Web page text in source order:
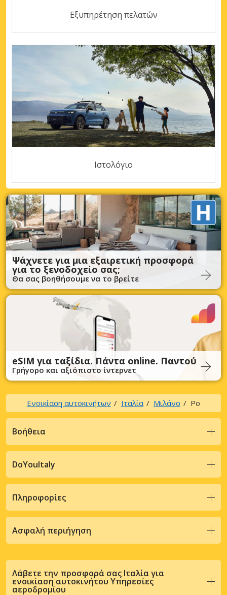
Εξυπηρέτηση πελατών
Ιστολόγιο
Ψάχνετε για μια εξαιρετική προσφορά
για το ξενοδοχείο σας;
Θα σας βοηθήσουμε να το βρείτε
eSIM για ταξίδια. Πάντα online. Παντού
Γρήγορο και αξιόπιστο ίντερνετ
Ενοικίαση αυτοκινήτων Ιταλία Μιλάνο Ρο
Βοήθεια
DoYouItaly
Πληροφορίες
Ασφαλή περιήγηση
Λάβετε την προσφορά σας Ιταλία για
ενοικίαση αυτοκινήτου Υπηρεσίες
αεροδρομίου